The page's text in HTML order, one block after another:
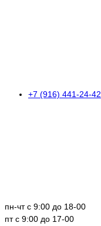
+7 (916) 441-24-42
пн-чт с 9:00 до 18-00
пт с 9:00 до 17-00